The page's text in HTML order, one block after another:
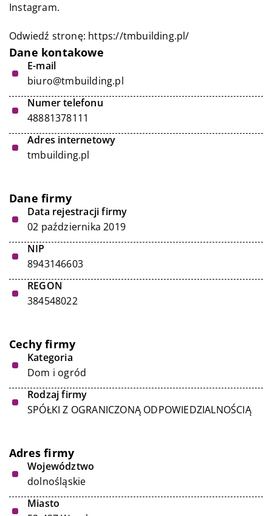
Instagram.
Odwiedź stronę: https://tmbuilding.pl/
Dane kontakowe
E-mail
biuro@tmbuilding.pl
Numer telefonu
48881378111
Adres internetowy
tmbuilding.pl
Dane firmy
Data rejestracji firmy
02 października 2019
NIP
8943146603
REGON
384548022
Cechy firmy
Kategoria
Dom i ogród
Rodzaj firmy
SPÓŁKI Z OGRANICZONĄ ODPOWIEDZIALNOŚCIĄ
Adres firmy
Województwo
dolnośląskie
Miasto